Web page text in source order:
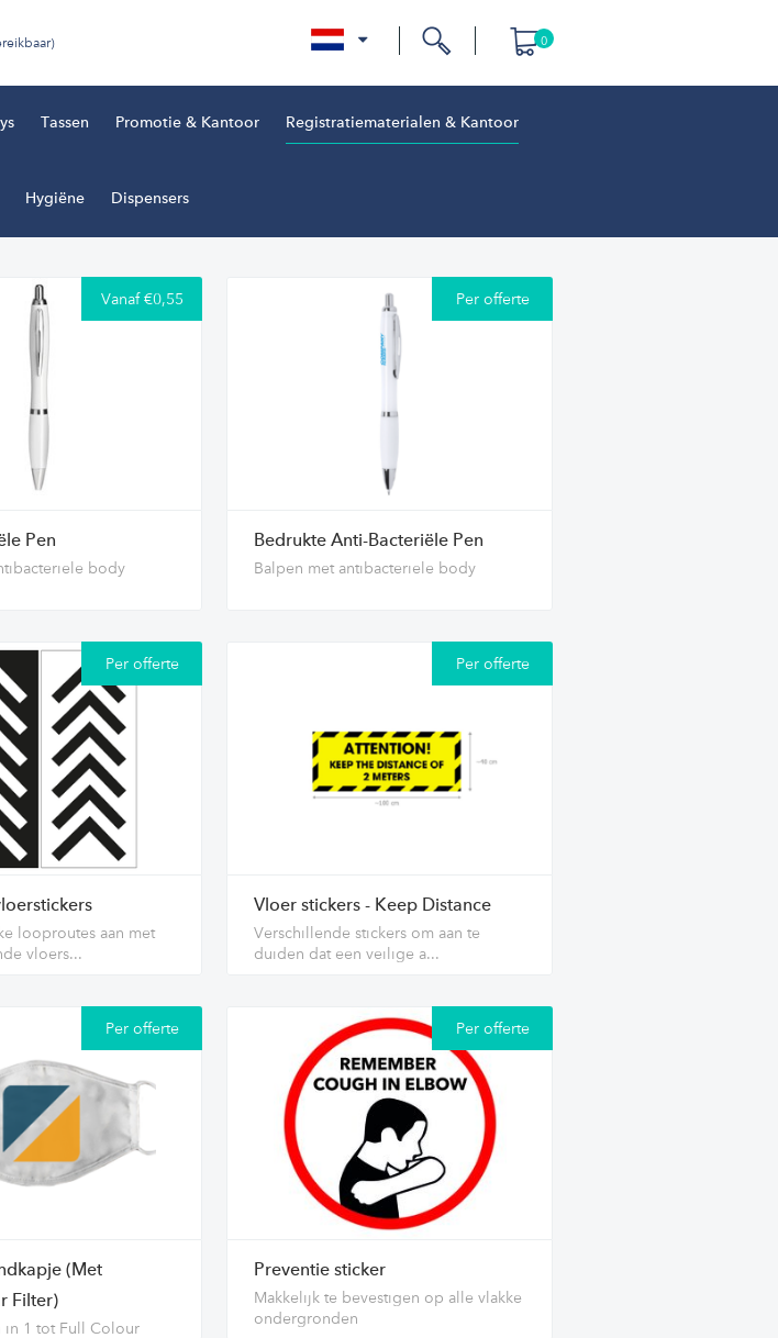
0
Tassen Promotie & Kantoor Registratiematerialen & Kantoor
Hygiëne Dispensers
Vanaf €0,55
Pen
body
Per offerte
Bedrukte Anti-Bacteriële Pen
Balpen met antibacteriele body
Per offerte
looproutes aan met
vloers...
Per offerte
Vloer stickers - Keep Distance
Verschillende stickers om aan te
duiden dat een veilige a...
Per offerte
(Met
Filter)
in 1 tot Full Colour
Per offerte
Preventie sticker
Makkelijk te bevestigen op alle vlakke
ondergronden